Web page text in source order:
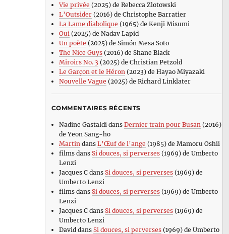
Vie privée (2025) de Rebecca Zlotowski
L’Outsider(2016) de Christophe Barratier
La Lame diabolique (1965) de Kenji Misumi
Oui (2025) de Nadav Lapid
Un poète (2025) de Simón Mesa Soto
The Nice Guys(2016) de Shane Black
Miroirs No. 3 (2025) de Christian Petzold
Le Garçon et le Héron (2023) de Hayao Miyazaki
Nouvelle Vague (2025) de Richard Linklater
COMMENTAIRES RÉCENTS
Nadine Gastaldi dans Dernier train pour Busan (2016)
de Yeon Sang-ho
Martin dans L’Œuf de l’ange (1985) de Mamoru Oshii
filmsdans Si douces, si perverses(1969) de Umberto
Lenzi
Jacques Cdans Si douces, si perverses(1969) de
Umberto Lenzi
filmsdans Si douces, si perverses(1969) de Umberto
Lenzi
Jacques Cdans Si douces, si perverses(1969) de
Umberto Lenzi
Daviddans Si douces, si perverses(1969) de Umberto